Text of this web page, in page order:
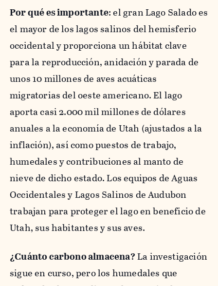
Por qué es importante: el gran Lago Salado es
el mayor de los lagos salinos del hemisferio
occidental y proporciona un hábitat clave
para la reproducción, anidación y parada de
unos 10 millones de aves acuáticas
migratorias del oeste americano. El lago
aporta casi 2.000 mil millones de dólares
anuales a la economía de Utah (ajustados a la
inflación), así como puestos de trabajo,
humedales y contribuciones al manto de
nieve de dicho estado. Los equipos de Aguas
Occidentales y Lagos Salinos de Audubon
trabajan para proteger el lago en beneficio de
Utah, sus habitantes y sus aves.
¿Cuánto carbono almacena?La investigación
sigue en curso, pero los humedales que